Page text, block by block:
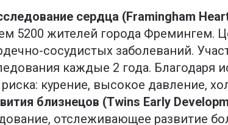
сердца (Framingham
5200 жителей города Фремингем.
сосудистых заболеваний.
каждые 2 года. Благодаря
курение, высокое давление,
близнецов (Twins Early
отслеживающее развитие